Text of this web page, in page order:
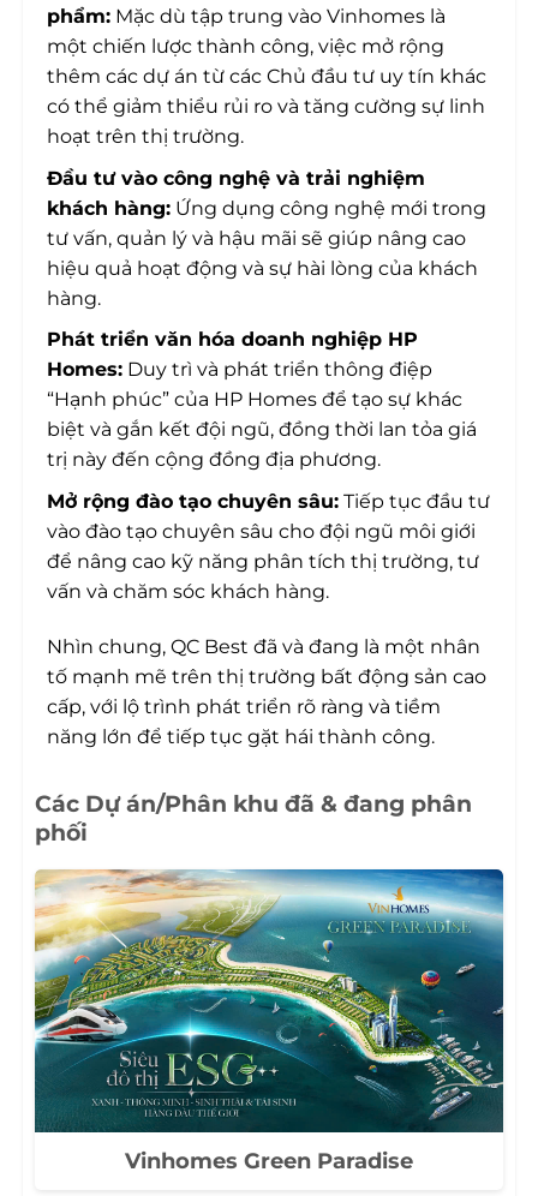
phẩm: Mặc dù tập trung vào Vinhomes là
một chiến lược thành công, việc mở rộng
thêm các dự án từ các Chủ đầu tư uy tín khác
có thể giảm thiểu rủi ro và tăng cường sự linh
hoạt trên thị trường.
Đầu tư vào công nghệ và trải nghiệm
khách hàng: Ứng dụng công nghệ mới trong
tư vấn, quản lý và hậu mãi sẽ giúp nâng cao
hiệu quả hoạt động và sự hài lòng của khách
hàng.
Phát triển văn hóa doanh nghiệp HP
Homes: Duy trì và phát triển thông điệp
“Hạnh phúc” của HP Homes để tạo sự khác
biệt và gắn kết đội ngũ, đồng thời lan tỏa giá
trị này đến cộng đồng địa phương.
Mở rộng đào tạo chuyên sâu: Tiếp tục đầu tư
vào đào tạo chuyên sâu cho đội ngũ môi giới
để nâng cao kỹ năng phân tích thị trường, tư
vấn và chăm sóc khách hàng.
Nhìn chung, QC Best đã và đang là một nhân
tố mạnh mẽ trên thị trường bất động sản cao
cấp, với lộ trình phát triển rõ ràng và tiềm
năng lớn để tiếp tục gặt hái thành công.
Các Dự án/Phân khu đã & đang phân
phối
Vinhomes Green Paradise